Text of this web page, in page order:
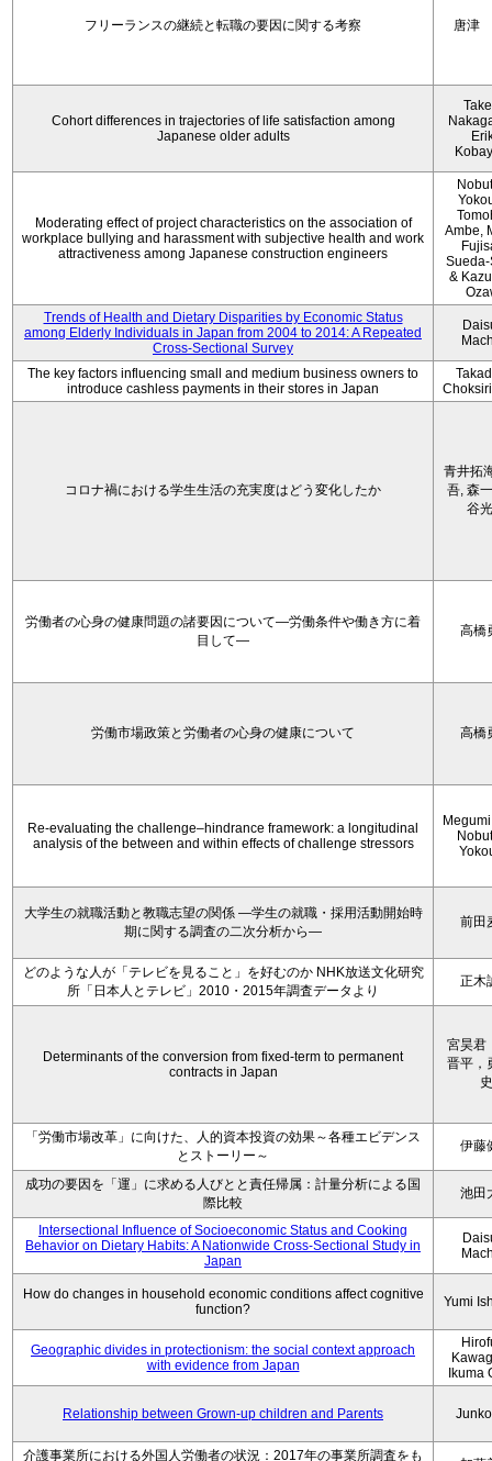
フリーランスの継続と転職の要因に関する考察 唐津
Cohort differences in trajectories of life satisfaction among
Japanese older adults
Moderating effect of project characteristics on the association of
workplace bullying and harassment with subjective health and work
attractiveness among Japanese construction engineers
Ambe,
&
Trends of Health and Dietary Disparities by Economic Status
among Elderly Individuals in Japan from 2004 to 2014: A Repeated
Cross-Sectional Survey
The key factors influencing small and medium business owners to
introduce cashless payments in their stores in Japan
コロナ禍における学生生活の充実度はどう変化したか
青井拓
吾, 森
谷
労働者の心身の健康問題の諸要因について―労働条件や働き方に着
目して―
高橋
労働市場政策と労働者の心身の健康について 高橋
Re-evaluating the challenge–hindrance framework: a longitudinal
analysis of the between and within effects of challenge stressors
大学生の就職活動と教職志望の関係 —学生の就職・採用活動開始時
期に関する調査の二次分析から―
前田
どのような人が「テレビを見ること」を好むのか NHK放送文化研究
所「日本人とテレビ」2010・2015年調査データより
正木
Determinants of the conversion from fixed-term to permanent
contracts in Japan
宮昊君
晋平，
史
「労働市場改革」に向けた、人的資本投資の効果～各種エビデンス
とストーリー～
伊藤
成功の要因を「運」に求める人びとと責任帰属：計量分析による国
際比較
池田
Intersectional Influence of Socioeconomic Status and Cooking
Behavior on Dietary Habits: A Nationwide Cross-Sectional Study in
Japan
How do changes in household economic conditions affect cognitive
function?
Yumi
Geographic divides in protectionism: the social context approach
with evidence from Japan
Ikuma
Relationship between Grown-up children and Parents
介護事業所における外国人労働者の状況：2017年の事業所調査をも